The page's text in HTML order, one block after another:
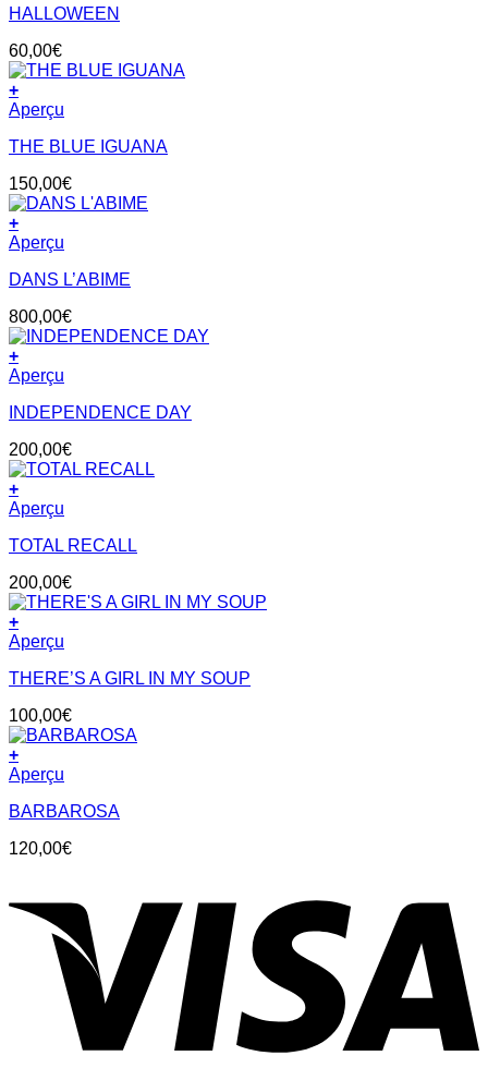
HALLOWEEN
60,00€
+
Aperçu
THE BLUE IGUANA
150,00€
+
Aperçu
DANS L’ABIME
800,00€
+
Aperçu
INDEPENDENCE DAY
200,00€
+
Aperçu
TOTAL RECALL
200,00€
+
Aperçu
THERE’S A GIRL IN MY SOUP
100,00€
+
Aperçu
BARBAROSA
120,00€